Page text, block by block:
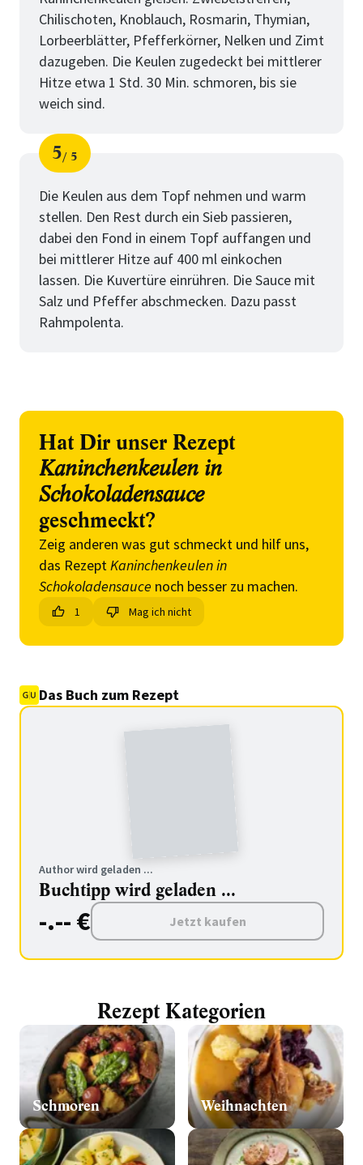
Chilischoten, Knoblauch, Rosmarin, Thymian,
Lorbeerblätter, Pfefferkörner, Nelken und Zimt
dazugeben. Die Keulen zugedeckt bei mittlerer
Hitze etwa 1 Std. 30 Min. schmoren, bis sie
weich sind.
Schritt
5
von
5
Die Keulen aus dem Topf nehmen und warm
stellen. Den Rest durch ein Sieb passieren,
dabei den Fond in einem Topf auffangen und
bei mittlerer Hitze auf 400 ml einkochen
lassen. Die Kuvertüre einrühren. Die Sauce mit
Salz und Pfeffer abschmecken. Dazu passt
Rahmpolenta.
Hat Dir unser Rezept
Kaninchenkeulen in
Schokoladensauce
geschmeckt?
Zeig anderen was gut schmeckt und hilf uns,
das RezeptKaninchenkeulen in
Schokoladensauce noch besser zu machen.
1 Mag ich nicht
Das Buch zum Rezept
Author wird geladen ...
Buchtipp wird geladen ...
-.-- € Jetzt kaufen
Rezept Kategorien
Schmoren Weihnachten